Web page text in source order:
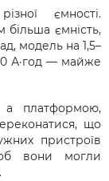
ємності.
ємність,
модель на 1,5–
А·год — майже
а платформою,
що
пристроїв
вони могли